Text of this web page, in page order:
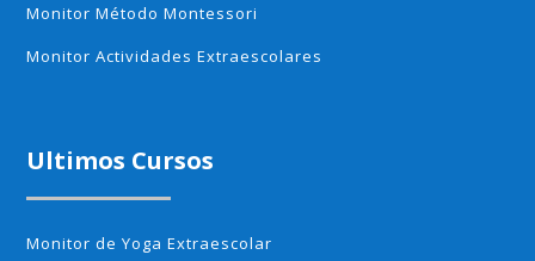
Monitor Método Montessori
Monitor Actividades Extraescolares
Ultimos Cursos
Monitor de Yoga Extraescolar